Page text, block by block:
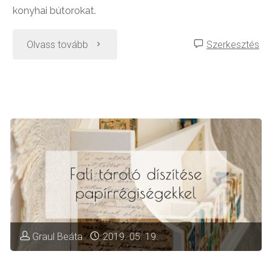
konyhai bútorokat.
Olvass tovább "Így
konyhánk
–
2.
rész:
konyhabútor
Szerkesztés
Graul Beáta 2019. 05. 19.